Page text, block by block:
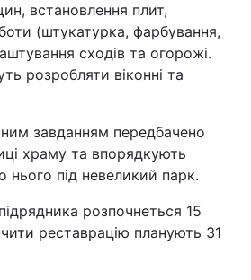
встановлення плит,
(штукатурка, фарбування,
сходів та огорожі.
розробляти віконні та
завданням передбачено
храму та впорядкують
нього під невеликий парк.
розпочнеться 15
реставрацію планують 31